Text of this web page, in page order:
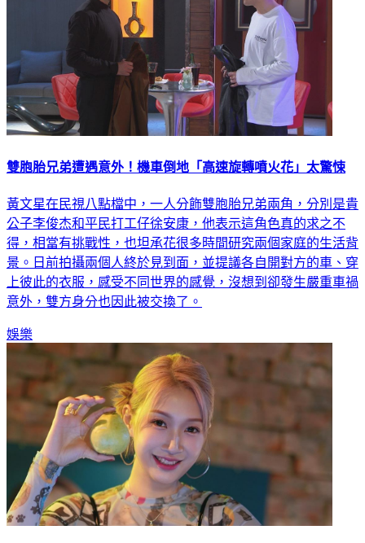
雙胞胎兄弟遭遇意外！機車倒地「高速旋轉噴火花」太驚悚
黃文星在民視八點檔中，一人分飾雙胞胎兄弟兩角，分別是貴
公子李俊杰和平民打工仔徐安康，他表示這角色真的求之不
得，相當有挑戰性，也坦承花很多時間研究兩個家庭的生活背
景。日前拍攝兩個人終於見到面，並提議各自開對方的車、穿
上彼此的衣服，感受不同世界的感覺，沒想到卻發生嚴重車禍
意外，雙方身分也因此被交換了。
娛樂